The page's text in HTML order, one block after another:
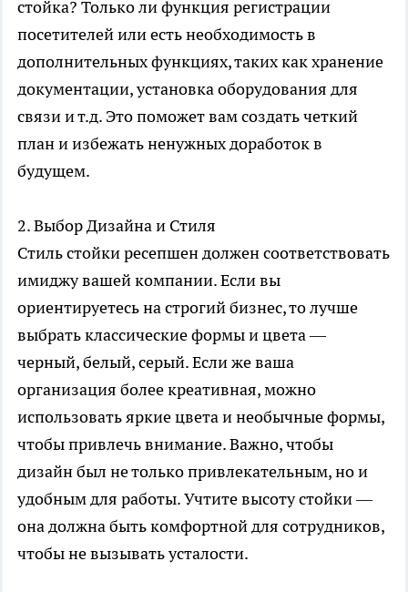
стойка? Только ли функция регистрации
посетителей или есть необходимость в
дополнительных функциях, таких как хранение
документации, установка оборудования для
связи и т.д. Это поможет вам создать четкий
план и избежать ненужных доработок в
будущем.
2. Выбор Дизайна и Стиля
Стиль стойки ресепшен должен соответствовать
имиджу вашей компании. Если вы
ориентируетесь на строгий бизнес, то лучше
выбрать классические формы и цвета —
черный, белый, серый. Если же ваша
организация более креативная, можно
использовать яркие цвета и необычные формы,
чтобы привлечь внимание. Важно, чтобы
дизайн был не только привлекательным, но и
удобным для работы. Учтите высоту стойки —
она должна быть комфортной для сотрудников,
чтобы не вызывать усталости.